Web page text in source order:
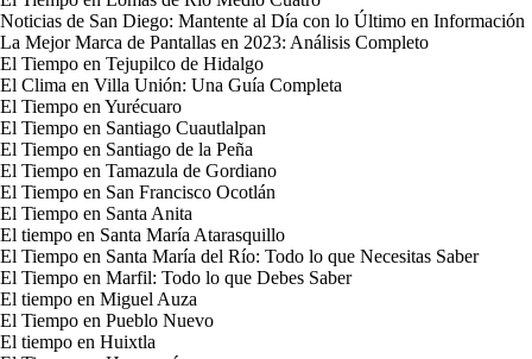
Noticias de San Diego: Mantente al Día con lo Último en Información
La Mejor Marca de Pantallas en 2023: Análisis Completo
El Tiempo en Tejupilco de Hidalgo
El Clima en Villa Unión: Una Guía Completa
El Tiempo en Yurécuaro
El Tiempo en Santiago Cuautlalpan
El Tiempo en Santiago de la Peña
El Tiempo en Tamazula de Gordiano
El Tiempo en San Francisco Ocotlán
El Tiempo en Santa Anita
El tiempo en Santa María Atarasquillo
El Tiempo en Santa María del Río: Todo lo que Necesitas Saber
El Tiempo en Marfil: Todo lo que Debes Saber
El tiempo en Miguel Auza
El Tiempo en Pueblo Nuevo
El tiempo en Huixtla